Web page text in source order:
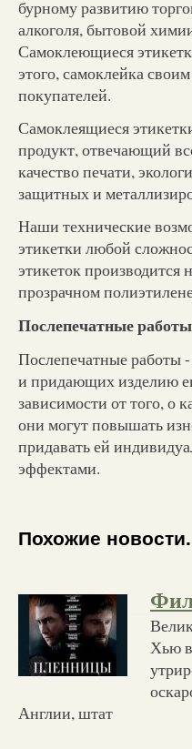
бурному развитию
алкоголя, бытовой
Самоклеющиеся
этого, самоклейка
покупателей.
Самоклеящиеся
продукт, отвечающий
качество печати,
защитных и
Наши технические
этикетки любой
этикеток производится
прозрачном
Послепечатные работы
Послепечатные работы
и придающих изделию
зависимости от того, о
они могут повышать
придавать ей
эффектами.
Похожие новости.
Хью
Англии, штат